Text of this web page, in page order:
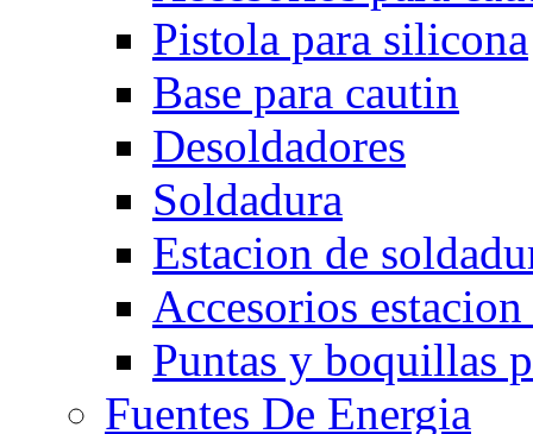
Pistola para silicona
Base para cautin
Desoldadores
Soldadura
Estacion de
Accesorios
Puntas y boquillas
Fuentes De Energia